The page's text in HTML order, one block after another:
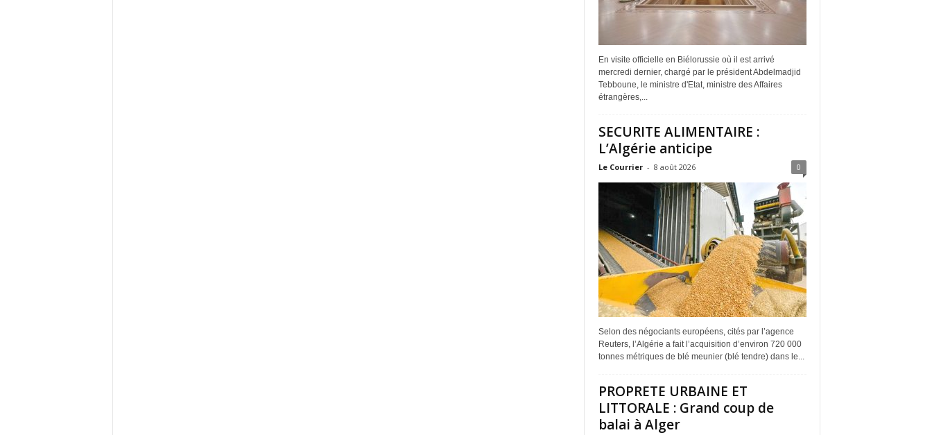
En visite officielle en Biélorussie où il est arrivé
mercredi dernier, chargé par le président Abdelmadjid
Tebboune, le ministre d'Etat, ministre des Affaires
étrangères,...
SECURITE ALIMENTAIRE :
L’Algérie anticipe
Le Courrier - 8 août 2026 0
Selon des négociants européens, cités par l’agence
Reuters, l’Algérie a fait l’acquisition d’environ 720 000
tonnes métriques de blé meunier (blé tendre) dans le...
PROPRETE URBAINE ET
LITTORALE : Grand coup de
balai à Alger